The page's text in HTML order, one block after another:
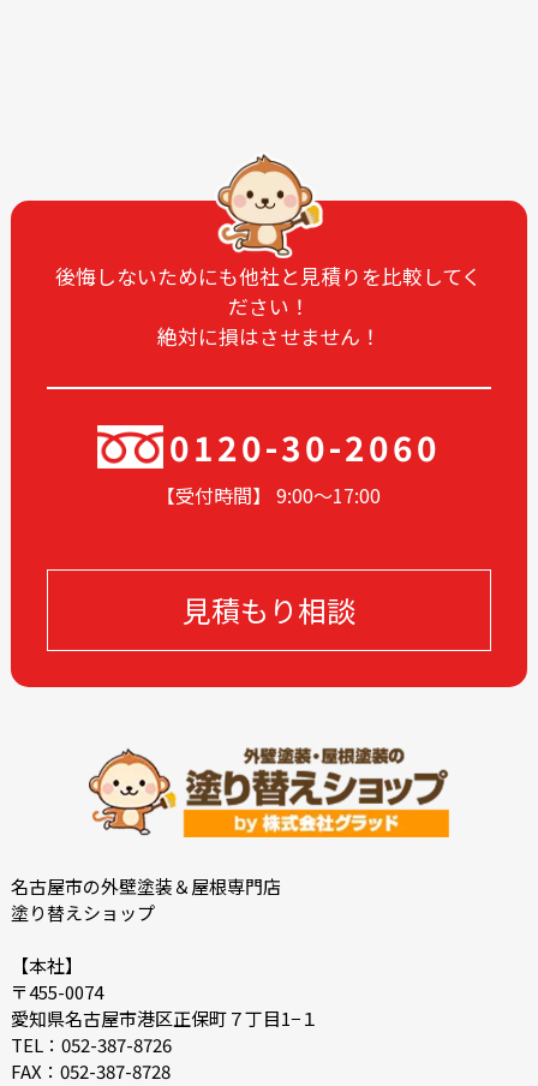
2025-01
2024-12
2024-11
2024-07
2024-06
2024-05
2024-04
2024-02
2024-01
2023-11
2023-02
2022-12
2022-10
2022-09
2022-08
2022-07
2022-06
2022-03
2022-02
2021-09
2021-08
2021-02
2021-01
2020-11
2020-08
2018-10
後悔しないためにも他社と見積りを比較してく
ださい！
絶対に損はさせません！
0120-30-2060
【受付時間】 9:00〜17:00
見積もり相談
名古屋市の外壁塗装＆屋根専門店
塗り替えショップ
【本社】
〒455-0074
愛知県名古屋市港区正保町７丁目1−１
TEL：052-387-8726
FAX：052-387-8728